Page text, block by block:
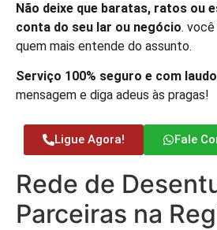
Não deixe que baratas, ratos ou
conta do seu lar ou negócio.
quem mais entende do assunto.
Serviço 100% seguro e com
mensagem e diga adeus às pragas!
Ligue Agora! Fale
Rede de
Parceiras na